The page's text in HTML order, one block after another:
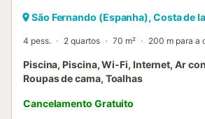
São Fernando (Espanha), Costa de
4 pess. 2 quartos 70 m² 200 m para a
Piscina, Piscina, Wi-Fi, Internet, Ar
Roupas de cama, Toalhas
Cancelamento Gratuito